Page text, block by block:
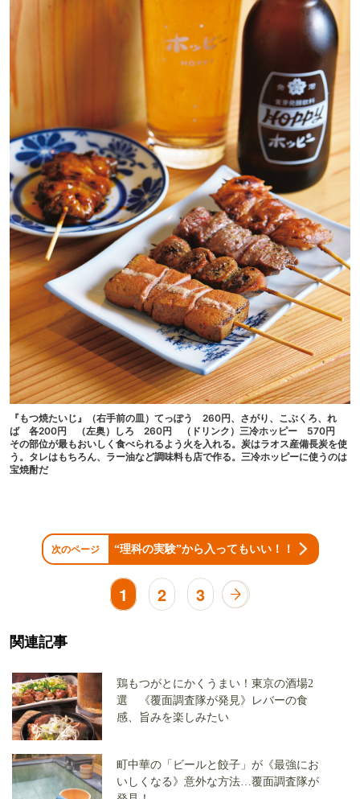
『もつ焼たいじ』（右手前の皿）てっぽう 260円、さがり、こぶくろ、れ
ば 各200円 （左奥）しろ 260円 （ドリンク）三冷ホッピー 570円
その部位が最もおいしく食べられるよう火を入れる。炭はラオス産備長炭を使
う。タレはもちろん、ラー油など調味料も店で作る。三冷ホッピーに使うのは
宝焼酎だ
次のページ “理科の実験”から入ってもいい！！
1 2 3
関連記事
鶏もつがとにかくうまい！東京の酒場2
選 《覆面調査隊が発見》レバーの食
感、旨みを楽しみたい
町中華の「ビールと餃子」が《最強にお
いしくなる》意外な方法…覆面調査隊が